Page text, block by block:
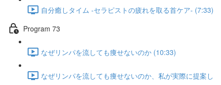
自分癒しタイム -セラピストの疲れを取る首ケア- (7:33)
Program 73
なぜリンパを流しても痩せないのか (10:33)
なぜリンパを流しても痩せないのか、私が実際に提案し